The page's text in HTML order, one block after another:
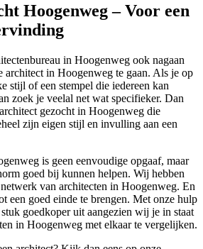
Hoogenweg – Voor een
in Hoogenweg ook nagaan
architect in Hoogenweg te gaan. Als je op
stijl of een stempel die iedereen kan
zoek je veelal net wat specifieker. Dan
gezocht in Hoogenweg die
zijn eigen stijl en invulling aan een
is geen eenvoudige opgaaf, maar
goed bij kunnen helpen. Wij hebben
van architecten in Hoogenweg. En
een goed einde te brengen. Met onze hulp
goedkoper uit aangezien wij je in staat
in Hoogenweg met elkaar te vergelijken.